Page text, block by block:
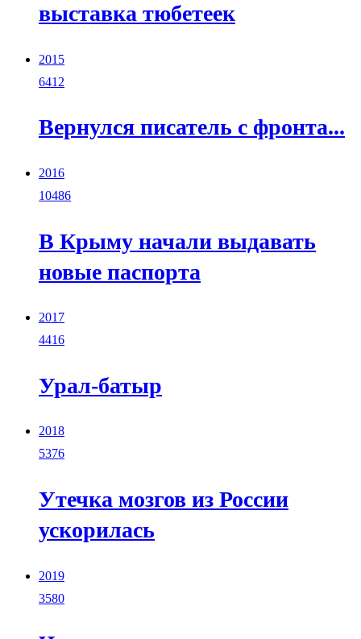
выставка тюбетеек
2015
6412
Вернулся писатель с фронта...
2016
10486
В Крыму начали выдавать
новые паспорта
2017
4416
Урал-батыр
2018
5376
Утечка мозгов из России
ускорилась
2019
3580